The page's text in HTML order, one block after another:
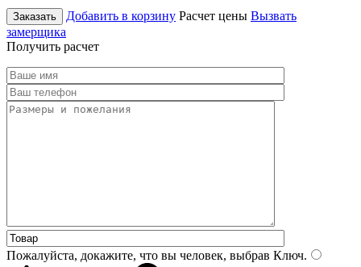
Заказать Добавить в корзину Расчет цены Вызвать
замерщика
Получить расчет
Пожалуйста, докажите, что вы человек, выбрав Ключ.